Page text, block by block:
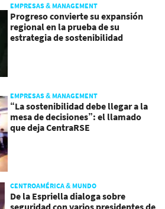
EMPRESAS & MANAGEMENT
Progreso convierte su expansión
regional en la prueba de su
estrategia de sostenibilidad
EMPRESAS & MANAGEMENT
“La sostenibilidad debe llegar a la
mesa de decisiones”: el llamado
que deja CentraRSE
CENTROAMÉRICA & MUNDO
De la Espriella dialoga sobre